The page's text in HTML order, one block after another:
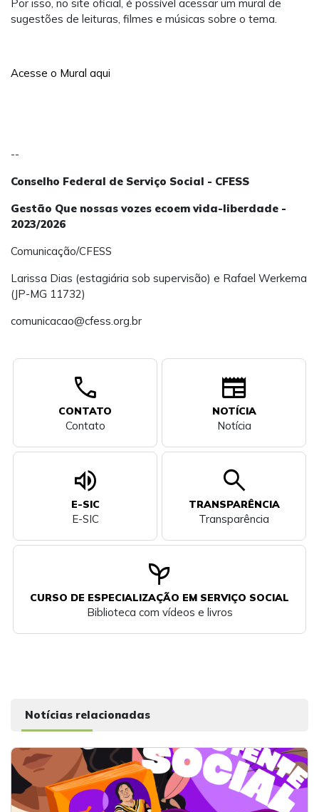
Por isso, no site oficial, é possível acessar um mural de
sugestões de leituras, filmes e músicas sobre o tema.
Acesse o Mural aqui
--
Conselho Federal de Serviço Social - CFESS
Gestão Que nossas vozes ecoem vida-liberdade -
2023/2026
Comunicação/CFESS
Larissa Dias (estagiária sob supervisão) e Rafael Werkema
(JP-MG 11732)
comunicacao@cfess.org.br
call
CONTATO
Contato
newspaper
NOTÍCIA
Notícia
volume_up
E-SIC
E-SIC
search
TRANSPARÊNCIA
Transparência
psychiatry
CURSO DE ESPECIALIZAÇÃO EM SERVIÇO SOCIAL
Biblioteca com vídeos e livros
Notícias relacionadas